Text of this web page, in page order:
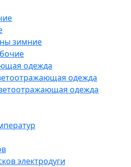
зимние
одежда
одежда
одежда
электродуги